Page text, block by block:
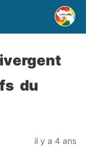
du
il y a 4 ans